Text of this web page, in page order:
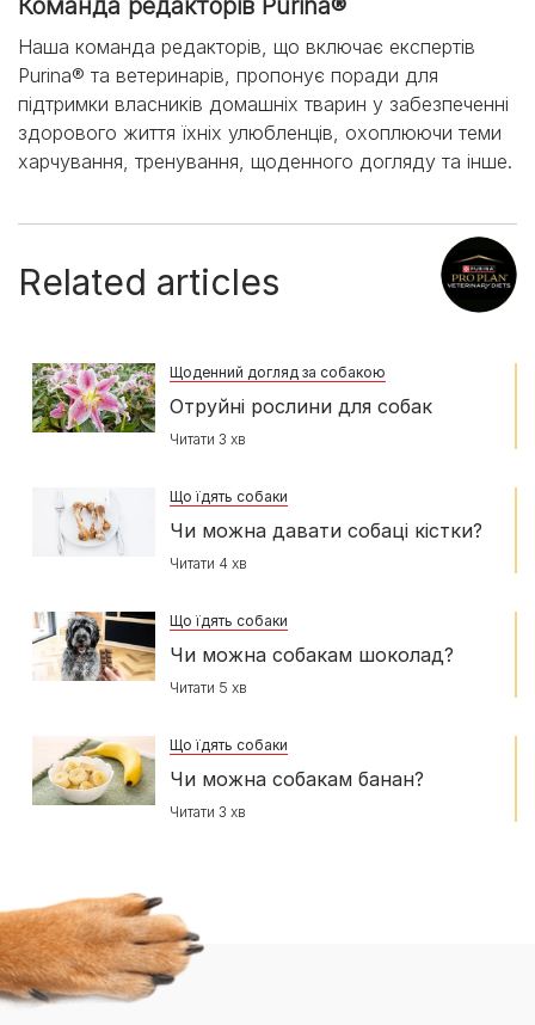
Наша команда редакторів, що включає експертів
Purina® та ветеринарів, пропонує поради для
підтримки власників домашніх тварин у забезпеченні
здорового життя їхніх улюбленців, охоплюючи теми
харчування, тренування, щоденного догляду та інше.
Related articles
Щоденний догляд за собакою
Отруйні рослини для собак
Читати 3 хв
Що їдять собаки
Чи можна давати собаці кістки?
Читати 4 хв
Що їдять собаки
Чи можна собакам шоколад?
Читати 5 хв
Що їдять собаки
Чи можна собакам банан?
Читати 3 хв